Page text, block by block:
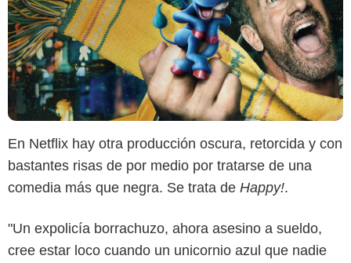
En Netflix hay otra producción oscura, retorcida y con
bastantes risas de por medio por tratarse de una
comedia más que negra. Se trata de Happy!.
"Un expolicía borrachuzo, ahora asesino a sueldo,
cree estar loco cuando un unicornio azul que nadie
Prime Video